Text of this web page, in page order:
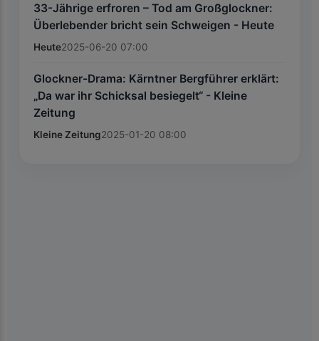
33-Jährige erfroren – Tod am Großglockner:
Überlebender bricht sein Schweigen - Heute
Heute2025-06-20 07:00
Glockner-Drama: Kärntner Bergführer erklärt:
„Da war ihr Schicksal besiegelt“ - Kleine
Zeitung
Kleine Zeitung2025-01-20 08:00